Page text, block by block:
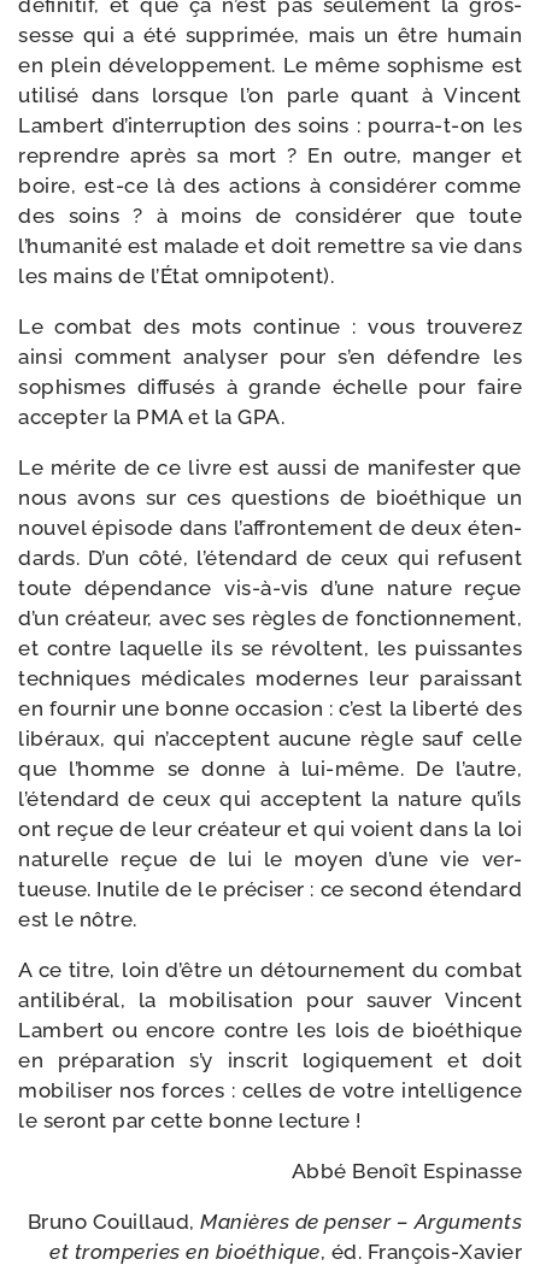
défi­ni­tif, et que ça n’est pas seule­ment la gros­
sesse qui a été sup­pri­mée, mais un être humain
en plein déve­lop­pe­ment. Le même sophisme est
uti­li­sé dans lorsque l’on parle quant à Vincent
Lambert d’interruption des soins : pourra-​t-​on les
reprendre après sa mort ? En outre, man­ger et
boire, est-​ce là des actions à consi­dé­rer comme
des soins ? à moins de consi­dé­rer que toute
l’humanité est malade et doit remettre sa vie dans
les mains de l’État omnipotent).
Le com­bat des mots conti­nue : vous trou­ve­rez
ain­si com­ment ana­ly­ser pour s’en défendre les
sophismes dif­fu­sés à grande échelle pour faire
accep­ter la PMA et la GPA.
Le mérite de ce livre est aus­si de mani­fes­ter que
nous avons sur ces ques­tions de bioé­thique un
nou­vel épi­sode dans l’affrontement de deux éten­
dards. D’un côté, l’étendard de ceux qui refusent
toute dépen­dance vis-​à-​vis d’une nature reçue
d’un créa­teur, avec ses règles de fonc­tion­ne­ment,
et contre laquelle ils se révoltent, les puis­santes
tech­niques médi­cales modernes leur parais­sant
en four­nir une bonne occa­sion : c’est la liber­té des
libé­raux, qui n’acceptent aucune règle sauf celle
que l’homme se donne à lui-​même. De l’autre,
l’étendard de ceux qui acceptent la nature qu’ils
ont reçue de leur créa­teur et qui voient dans la loi
natu­relle reçue de lui le moyen d’une vie ver­
tueuse. Inutile de le pré­ci­ser : ce second éten­dard
est le nôtre.
A ce titre, loin d’être un détour­ne­ment du com­bat
anti­li­bé­ral, la mobi­li­sa­tion pour sau­ver Vincent
Lambert ou encore contre les lois de bioé­thique
en pré­pa­ra­tion s’y ins­crit logi­que­ment et doit
mobi­li­ser nos forces : celles de votre intel­li­gence
le seront par cette bonne lecture !
Abbé Benoît Espinasse
Bruno Couillaud, Manières de pen­ser – Arguments
et trom­pe­ries en bioé­thique, éd. François-​Xavier